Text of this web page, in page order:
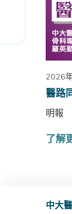
2026
醫路
明報
了解
中大